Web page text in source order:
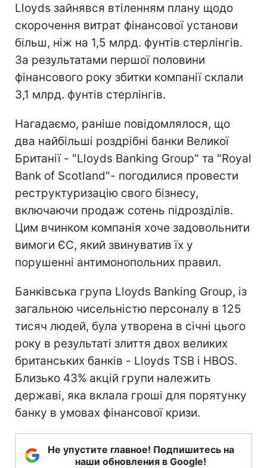
Lloyds зайнявся втіленням плану щодо
скорочення витрат фінансової установи
більш, ніж на 1,5 млрд. фунтів стерлінгів.
За результатами першої половини
фінансового року збитки компанії склали
3,1 млрд. фунтів стерлінгів.
Нагадаємо, раніше повідомлялося, що
два найбільші роздрібні банки Великої
Британії - "Lloyds Banking Group" та "Royal
Bank of Scotland"- погодилися провести
реструктуризацію свого бізнесу,
включаючи продаж сотень підрозділів.
Цим вчинком компанія хоче задовольнити
вимоги ЄС, який звинуватив їх у
порушенні антимонопольних правил.
Банківська група Lloyds Banking Group, із
загальною чисельністю персоналу в 125
тисяч людей, була утворена в січні цього
року в результаті злиття двох великих
британських банків - Lloyds TSB і HBOS.
Близько 43% акцій групи належить
державі, яка вклала гроші для порятунку
банку в умовах фінансової кризи.
Не упустите главное! Подпишитесь на
наши обновления в Google!